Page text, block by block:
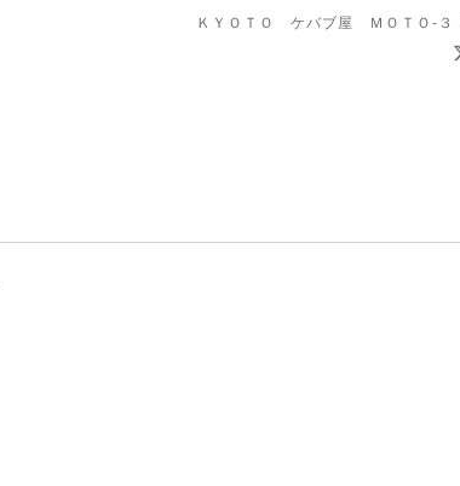
ＫＹＯＴＯ ケバブ屋 ＭＯＴＯ-３